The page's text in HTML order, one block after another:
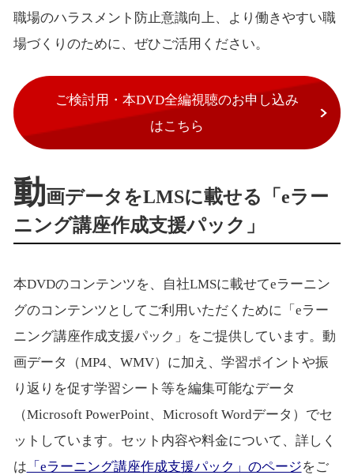
職場のハラスメント防止意識向上、より働きやすい職
場づくりのために、ぜひご活用ください。
ご検討用・本DVD全編視聴のお申し込み
はこちら
動画データをLMSに載せる「eラー
ニング講座作成支援パック」
本DVDのコンテンツを、自社LMSに載せてeラーニン
グのコンテンツとしてご利用いただくために「eラー
ニング講座作成支援パック」をご提供しています。動
画データ（MP4、WMV）に加え、学習ポイントや振
り返りを促す学習シート等を編集可能なデータ
（Microsoft PowerPoint、Microsoft Wordデータ）でセ
ットしています。セット内容や料金について、詳しく
は 「eラーニング講座作成支援パック」のページをご